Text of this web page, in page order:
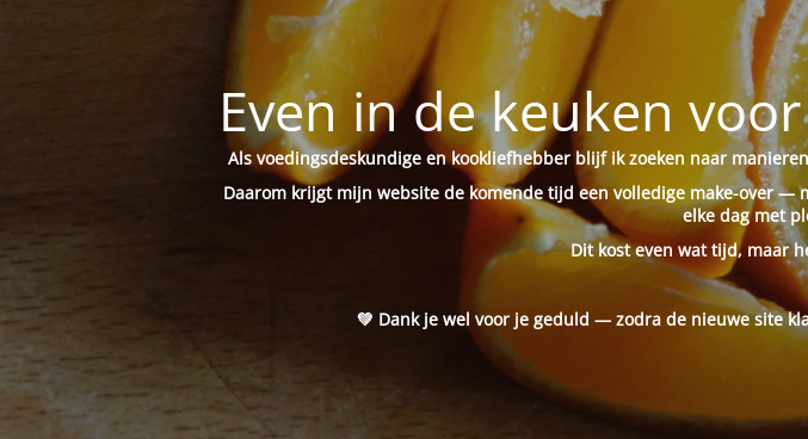
Even in de keuken
Als voedingsdeskundige en kookliefhebber blijf ik zoeken naar
Daarom krijgt mijn website de komende tijd een volledige make-over
elke dag met
Dit kost even wat tijd, maar
💚 Dank je wel voor je geduld — zodra de nieuwe site